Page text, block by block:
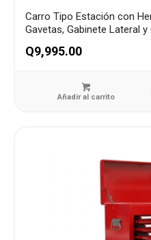
Carro Tipo Estación con
Gavetas, Gabinete Lateral
Q9,995.00
Añadir al carrito